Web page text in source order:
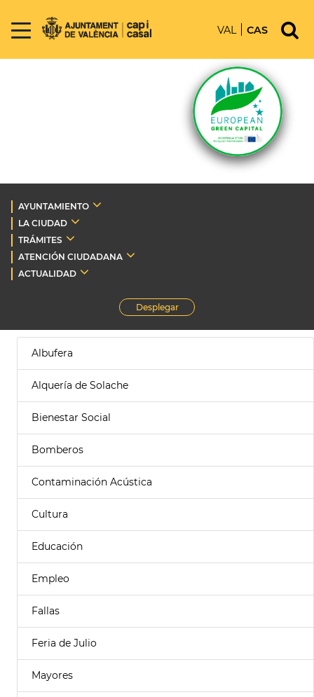
VAL CAS
AYUNTAMIENTO
LA CIUDAD
TRÁMITES
ATENCIÓN CIUDADANA
ACTUALIDAD
Desplegar
Albufera
Alquería de Solache
Bienestar Social
Bomberos
Contaminación Acústica
Cultura
Educación
Empleo
Fallas
Feria de Julio
Mayores